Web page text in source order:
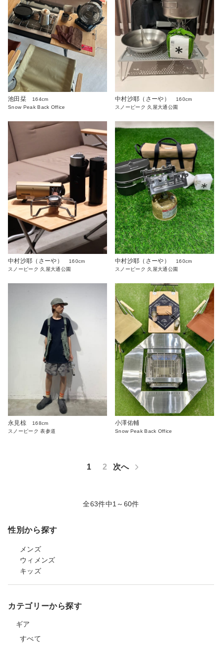
池田栞
164cm
Snow Peak Back Office
中村沙耶（さーや）
160cm
スノーピーク 久屋大通公園
中村沙耶（さーや）
160cm
スノーピーク 久屋大通公園
中村沙耶（さーや）
160cm
スノーピーク 久屋大通公園
永見椋
168cm
スノーピーク 表参道
小澤佑輔
Snow Peak Back Office
1 2 次へ
全63件中1～60件
性別から探す
メンズ
ウィメンズ
キッズ
カテゴリーから探す
ギア
すべて